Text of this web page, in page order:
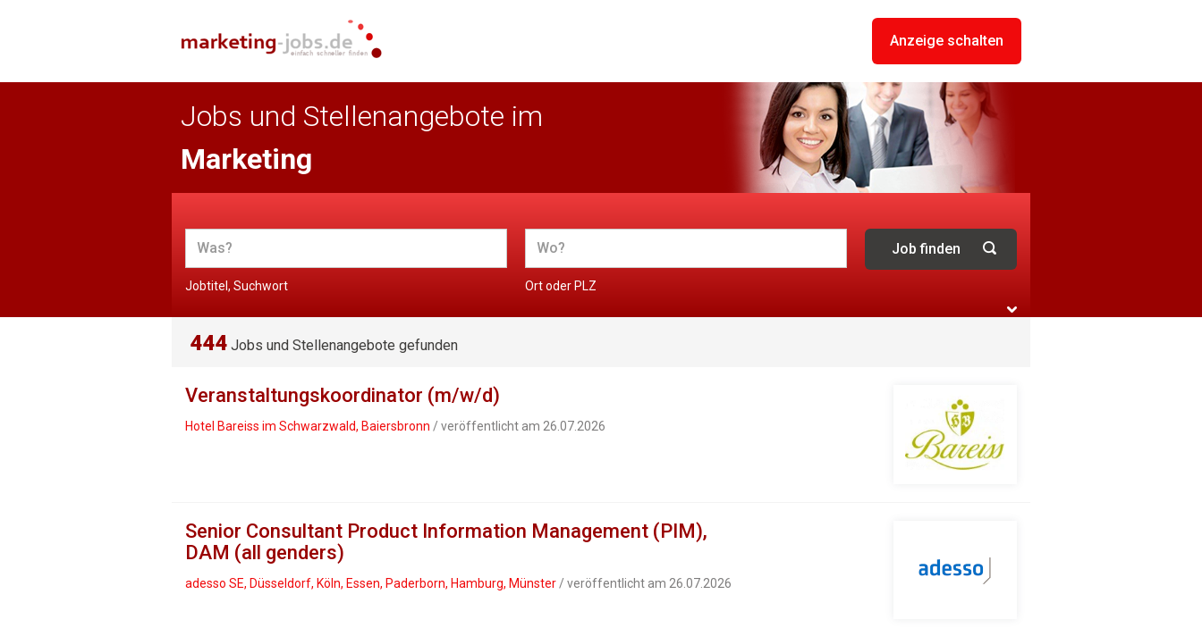
Anzeige schalten
Jobs und Stellenangebote im
Marketing
Jobtitel, Suchwort Ort oder PLZ
444 Jobs und Stellenangebote gefunden
Veranstaltungskoordinator (m/w/d)
Hotel Bareiss im Schwarzwald, Baiersbronn / veröffentlicht am 26.07.2026
Senior Consultant Product Information Management (PIM),
DAM (all genders)
adesso SE, Düsseldorf, Köln, Essen, Paderborn, Hamburg, Münster / veröffentlicht am 26.07.2026